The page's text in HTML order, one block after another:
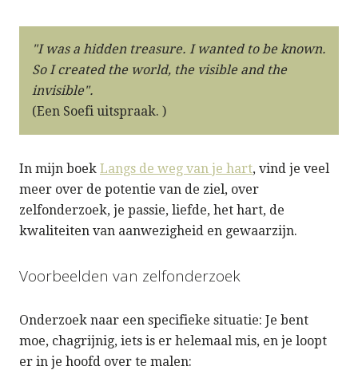
"I was a hidden treasure. I wanted to be known.
So I created the world, the visible and the
invisible".
(Een Soefi uitspraak. )
In mijn boek Langs de weg van je hart, vind je veel
meer over de potentie van de ziel, over
zelfonderzoek, je passie, liefde, het hart, de
kwaliteiten van aanwezigheid en gewaarzijn.
Voorbeelden van zelfonderzoek
Onderzoek naar een specifieke situatie: Je bent
moe, chagrijnig, iets is er helemaal mis, en je loopt
er in je hoofd over te malen: